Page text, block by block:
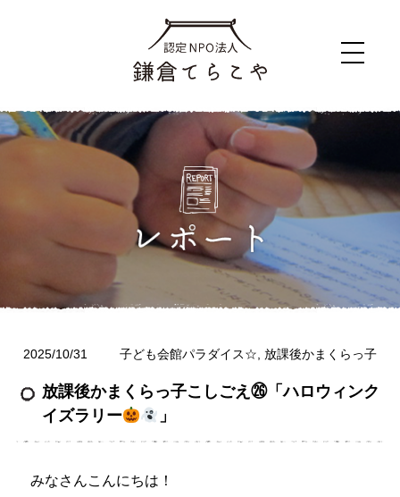
2025/10/31 子ども会館パラダイス☆ 放課後かまくらっ子
放課後かまくらっ子こしごえ㉖「ハロウィンク
イズラリー
」
みなさんこんにちは！